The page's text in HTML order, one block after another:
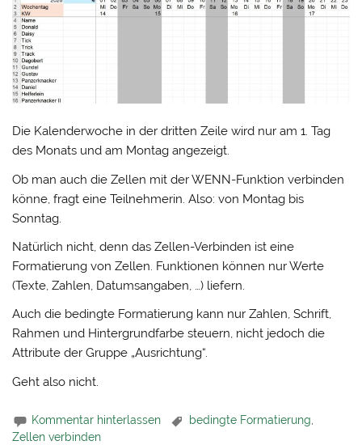
Die Kalenderwoche in der dritten Zeile wird nur am 1. Tag
des Monats und am Montag angezeigt.
Ob man auch die Zellen mit der WENN-Funktion verbinden
könne, fragt eine Teilnehmerin. Also: von Montag bis
Sonntag.
Natürlich nicht, denn das Zellen-Verbinden ist eine
Formatierung von Zellen. Funktionen können nur Werte
(Texte, Zahlen, Datumsangaben, …) liefern.
Auch die bedingte Formatierung kann nur Zahlen, Schrift,
Rahmen und Hintergrundfarbe steuern, nicht jedoch die
Attribute der Gruppe „Ausrichtung“.
Geht also nicht.
Kommentar hinterlassen bedingte Formatierung
Zellen verbinden